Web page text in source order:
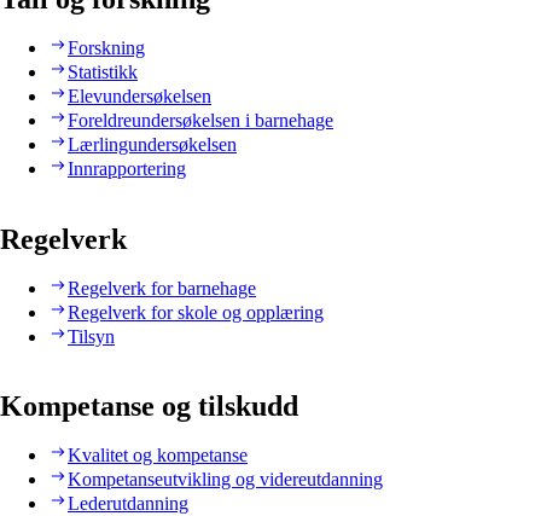
Forskning
Statistikk
Elevundersøkelsen
Foreldreundersøkelsen i barnehage
Lærlingundersøkelsen
Innrapportering
Regelverk
Regelverk for barnehage
Regelverk for skole og opplæring
Tilsyn
Kompetanse og tilskudd
Kvalitet og kompetanse
Kompetanseutvikling og videreutdanning
Lederutdanning